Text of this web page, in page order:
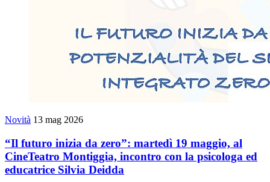
Novità 13 mag 2026
“Il futuro inizia da zero”: martedì 19 maggio, al
CineTeatro Montiggia, incontro con la psicologa ed
educatrice Silvia Deidda